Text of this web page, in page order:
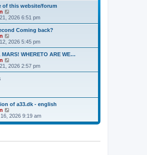
s
tl
t
e
s
p
o
s
of this website/forum
i
e
w
h
l
a
t
e
s
t
2026 6:51 pm
Coming back?
i
e
w
h
s
t
o
s
2026 5:45 pm
MARS! WHERETO ARE WE…
i
e
a
e
s
o
2026 2:57 pm
of a33.dk - english
i
e
2026 9:19 am